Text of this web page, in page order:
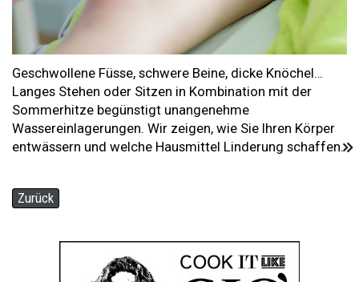
Geschwollene Füsse, schwere Beine, dicke Knöchel…
Langes Stehen oder Sitzen in Kombination mit der
Sommerhitze begünstigt unangenehme
Wassereinlagerungen. Wir zeigen, wie Sie Ihren Körper
entwässern und welche Hausmittel Linderung schaffen.
Zurück